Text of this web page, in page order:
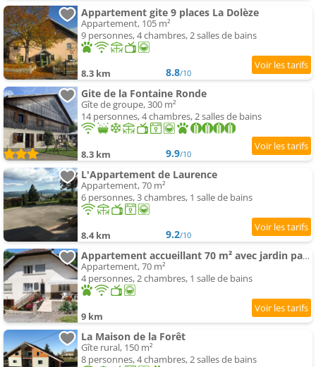
Appartement gite 9 places La Dolèze
Appartement, 105 m²
9 personnes, 4 chambres, 2 salles de bains
8.3 km 8.8/10
Gite de la Fontaine Ronde
Gîte de groupe, 300 m²
14 personnes, 4 chambres, 2 salles de bains
8.3 km 9.9/10
L'Appartement de Laurence
Appartement, 70 m²
6 personnes, 3 chambres, 1 salle de bains
8.4 km 9.2/10
Appartement accueillant 70 m² avec jardin partagé
Appartement, 70 m²
4 personnes, 2 chambres, 1 salle de bains
9 km
La Maison de la Forêt
Gîte rural, 150 m²
8 personnes, 4 chambres, 2 salles de bains